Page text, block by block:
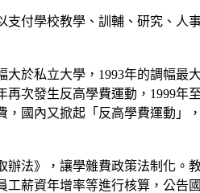
付學校教學、訓輔、研究、人
於私立大學，1993年的調幅最
次發生反高學費運動，1999年
國內又掀起「反高學費運動」
法》，讓學雜費政策法制化。
薪資年增率等進行核算，公告